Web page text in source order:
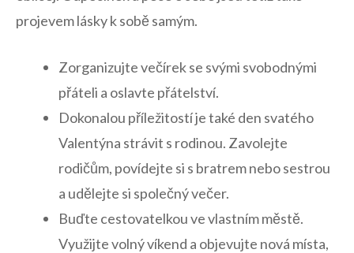
projevem ⁣lásky​ k⁤ sobě samým.
Zorganizujte večírek se svými svobodnými
přáteli a oslavte přátelství.
Dokonalou příležitostí je také⁣ den svatého​
Valentýna strávit s rodinou. Zavolejte
rodičům, povídejte si s bratrem nebo ​sestrou
a udělejte si společný ​večer.
Buďte cestovatelkou ve vlastním městě.
Využijte volný víkend ⁣a ‍objevujte nová místa,